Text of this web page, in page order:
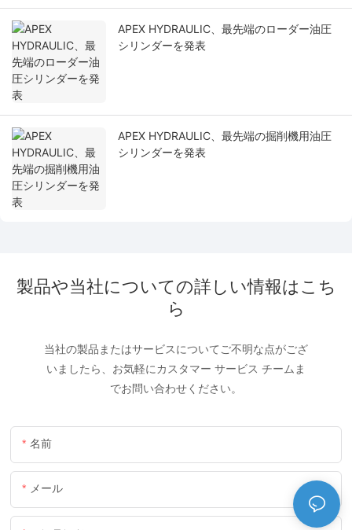
APEX HYDRAULIC、最先端のローダー油圧
シリンダーを発表
APEX HYDRAULIC、最先端の掘削機用油圧
シリンダーを発表
製品や当社についての詳しい情報はこち
ら
当社の製品またはサービスについてご不明な点がござ
いましたら、お気軽にカスタマー サービス チームま
でお問い合わせください。
名前
メール